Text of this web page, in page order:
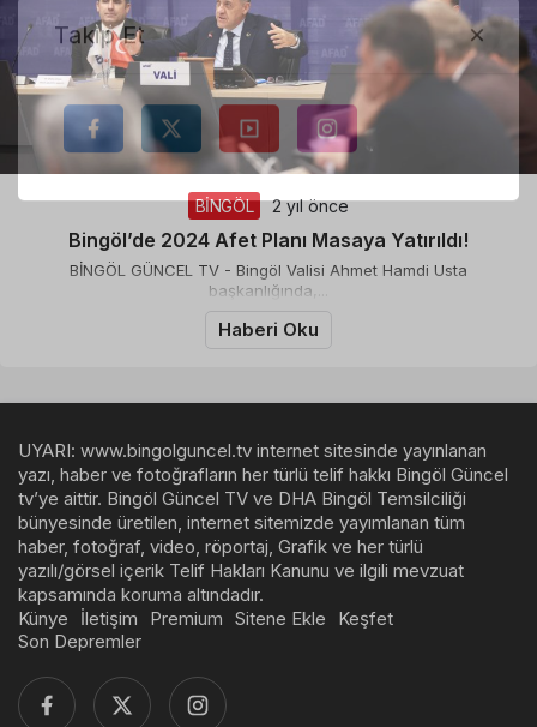
BİNGÖL 2 yıl önce
Bingöl’de 2024 Afet Planı Masaya Yatırıldı!
BİNGÖL GÜNCEL TV - Bingöl Valisi Ahmet Hamdi Usta
başkanlığında,...
Haberi Oku
UYARI: www.bingolguncel.tv internet sitesinde yayınlanan
yazı, haber ve fotoğrafların her türlü telif hakkı Bingöl Güncel
tv’ye aittir. Bingöl Güncel TV ve DHA Bingöl Temsilciliği
bünyesinde üretilen, internet sitemizde yayımlanan tüm
haber, fotoğraf, video, röportaj, Grafik ve her türlü
yazılı/görsel içerik Telif Hakları Kanunu ve ilgili mevzuat
kapsamında koruma altındadır.
Künye
İletişim Premium Sitene Ekle
Keşfet
Son Depremler
Takip Et